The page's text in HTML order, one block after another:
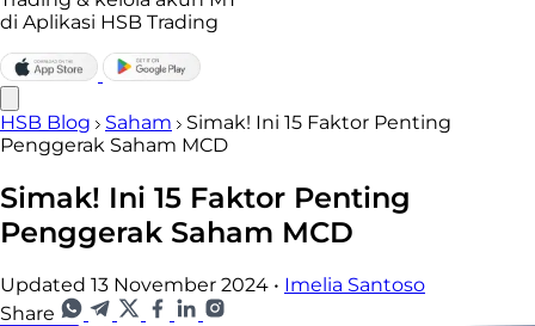
di Aplikasi HSB Trading
HSB Blog Saham
Simak! Ini 15 Faktor Penting
Penggerak Saham MCD
Simak! Ini 15 Faktor Penting
Penggerak Saham MCD
Updated 13 November 2024 • Imelia Santoso
Share